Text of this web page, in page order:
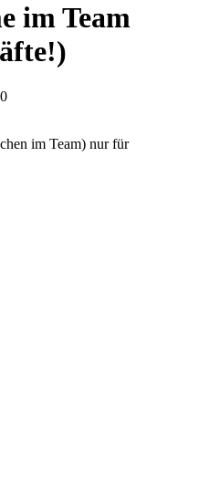
im Team
im Team) nur für